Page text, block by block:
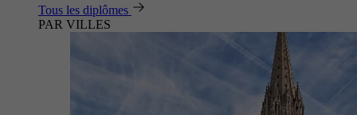
Tous les diplômes
PAR VILLES